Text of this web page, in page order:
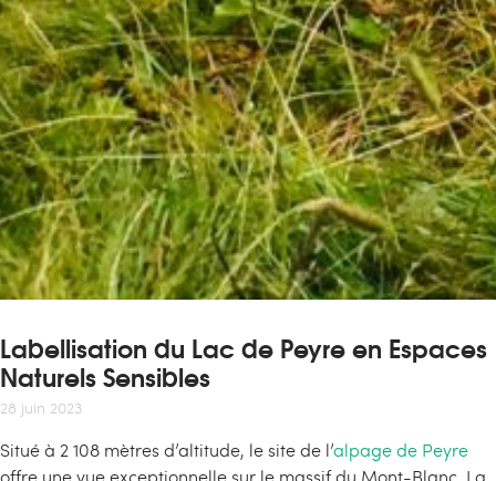
Labellisation du Lac de Peyre en Espaces
Naturels Sensibles
28 juin 2023
Situé à 2 108 mètres d’altitude, le site de l’alpage de Peyre
offre une vue exceptionnelle sur le massif du Mont-Blanc. La